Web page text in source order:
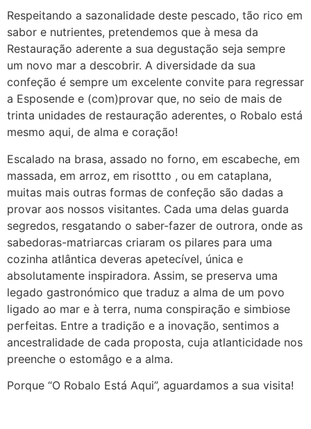
Respeitando a sazonalidade deste pescado, tão rico em
sabor e nutrientes, pretendemos que à mesa da
Restauração aderente a sua degustação seja sempre
um novo mar a descobrir. A diversidade da sua
confeção é sempre um excelente convite para regressar
a Esposende e (com)provar que, no seio de mais de
trinta unidades de restauração aderentes, o Robalo está
mesmo aqui, de alma e coração!
Escalado na brasa, assado no forno, em escabeche, em
massada, em arroz, em risottto , ou em cataplana,
muitas mais outras formas de confeção são dadas a
provar aos nossos visitantes. Cada uma delas guarda
segredos, resgatando o saber-fazer de outrora, onde as
sabedoras-matriarcas criaram os pilares para uma
cozinha atlântica deveras apetecível, única e
absolutamente inspiradora. Assim, se preserva uma
legado gastronómico que traduz a alma de um povo
ligado ao mar e à terra, numa conspiração e simbiose
perfeitas. Entre a tradição e a inovação, sentimos a
ancestralidade de cada proposta, cuja atlanticidade nos
preenche o estomâgo e a alma.
Porque “O Robalo Está Aqui”, aguardamos a sua visita!